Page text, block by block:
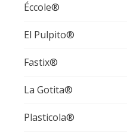
Éccole®
El Pulpito®
Fastix®
La Gotita®
Plasticola®